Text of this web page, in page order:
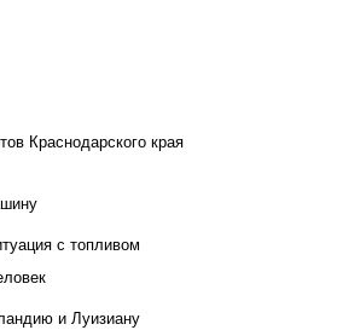
Краснодарского края
с топливом
и Луизиану